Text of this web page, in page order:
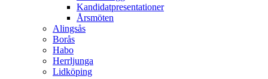
Kandidatpresentationer
Årsmöten
Alingsås
Borås
Habo
Herrljunga
Lidköping